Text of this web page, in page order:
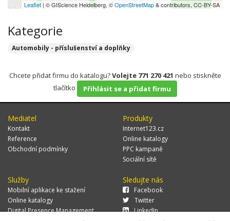
Leaflet | © GIScience Heidelberg, ©OpenStreetMap& contributors, CC-BY-SA
Kategorie
Automobily - příslušenství a doplňky
Chcete přidat firmu do katalogu?Volejte 771 270 421 nebo stiskněte
tlačítko
Přihlásit se a přidat firmu
Mediatel
Kontakt
Reference
Obchodní podmínky
Produkty
Internet123.cz
Online katalogy
PPC kampaně
Sociální sítě
Služby
Mobilní aplikace ke stažení
Online katalogy
Digital Presence Management
Sledujte nás
Facebook
Twitter
LinkedIn